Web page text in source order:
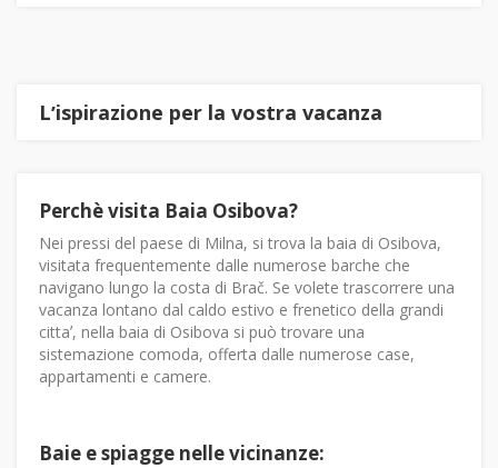
Lʼispirazione per la vostra vacanza
Perchè visita Baia Osibova?
Nei pressi del paese di Milna, si trova la baia di Osibova,
visitata frequentemente dalle numerose barche che
navigano lungo la costa di Brač. Se volete trascorrere una
vacanza lontano dal caldo estivo e frenetico della grandi
cittaʼ, nella baia di Osibova si può trovare una
sistemazione comoda, offerta dalle numerose case,
appartamenti e camere.
Baie e spiagge nelle vicinanze: